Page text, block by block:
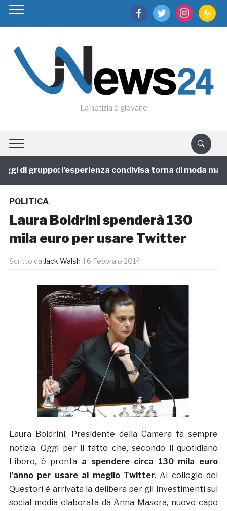
facebooktwitter instagram
La notizia è giovane
di gruppo: l’esperienza condivisa torna di moda ma
POLITICA
Laura Boldrini spenderà 130
mila euro per usare Twitter
Scritto da Jack Walsh il 6 Febbraio 2014
Laura Boldrini, Presidente della Camera fa sempre
notizia. Oggi per il fatto che, secondo il quotidiano
Libero, è pronta a spendere circa 130 mila euro
l’anno per usare al meglio Twitter.Al collegio dei
Questori è arrivata la delibera per gli investimenti sui
social media elaborata da Anna Masera, nuovo capo